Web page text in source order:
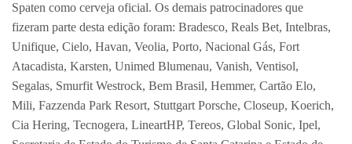
Spaten como cerveja oficial. Os demais patrocinadores que
fizeram parte desta edição foram: Bradesco, Reals Bet, Intelbras,
Unifique, Cielo, Havan, Veolia, Porto, Nacional Gás, Fort
Atacadista, Karsten, Unimed Blumenau, Vanish, Ventisol,
Segalas, Smurfit Westrock, Bem Brasil, Hemmer, Cartão Elo,
Mili, Fazzenda Park Resort, Stuttgart Porsche, Closeup, Koerich,
Cia Hering, Tecnogera, LineartHP, Tereos, Global Sonic, Ipel,